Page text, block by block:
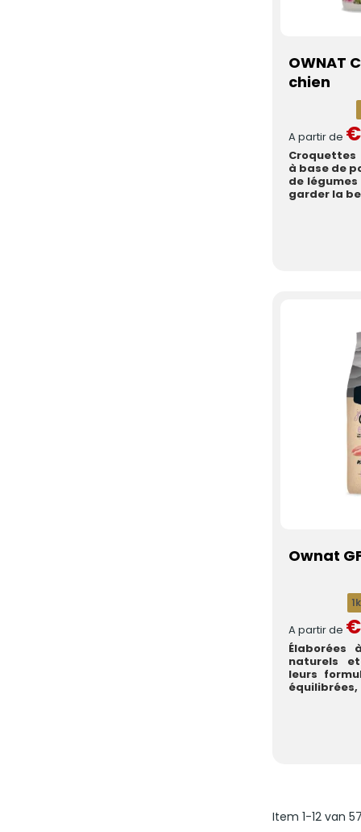
OWNAT
chien
A partir de
Croquettes
à base de
de
garder la
Ownat
A partir de
Élaborées
naturels
leurs
équilibrées,
Item 1-12 van